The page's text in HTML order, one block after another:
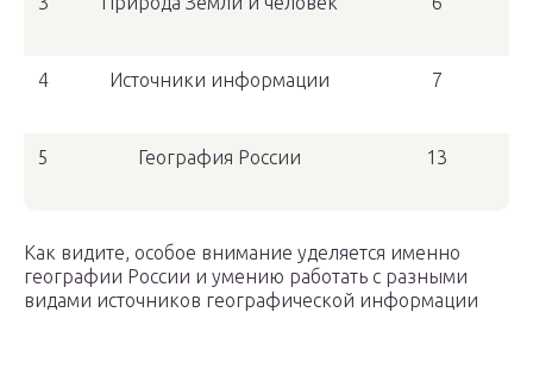
4 Источники информации 7
5 География России 13
Как видите, особое внимание уделяется именно
географии России и умению работать с разными
видами источников географической информации